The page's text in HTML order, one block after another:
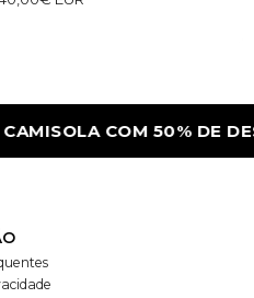
COM 50% DE